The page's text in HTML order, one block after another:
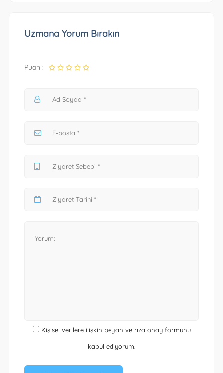
Uzmana Yorum Bırakın
Puan :
Kişisel verilere ilişkin beyan ve rıza onay formunu
kabul ediyorum.